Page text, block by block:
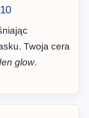
Twoja cera
glow.